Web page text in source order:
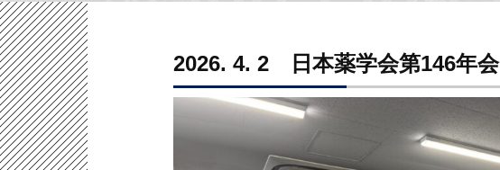
2026. 4. 2 日本薬学会第146年会